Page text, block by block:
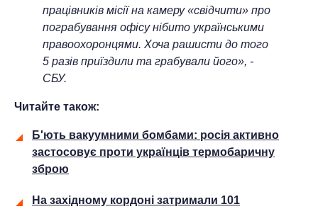
працівників місії на камеру «свідчити» про
пограбування офісу нібито українськими
правоохоронцями. Хоча рашисти до того
5 разів приїздили та грабували його», -
СБУ.
Читайте також:
Б'ють вакуумними бомбами: росія активно
застосовує проти українців термобаричну
зброю
На західному кордоні затримали 101